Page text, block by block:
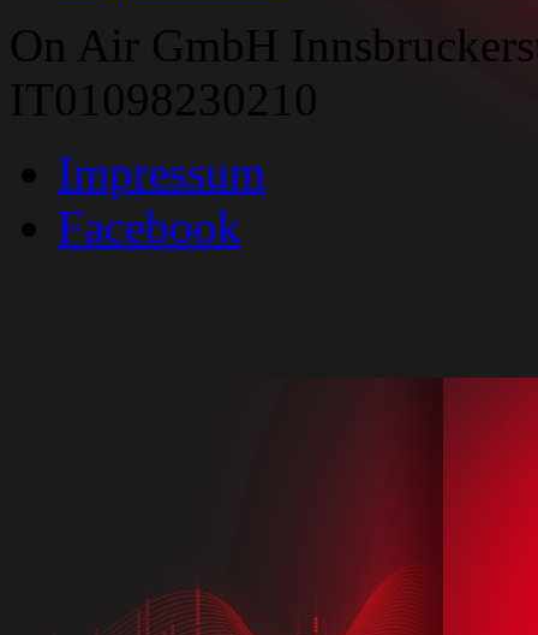
On Air GmbH
IT01098230210
Impressum
Facebook